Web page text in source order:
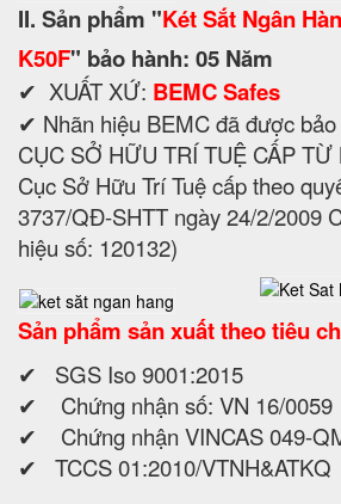
II. Sản phẩm "Két Sắt Ngân
K50F" bảo hành: 05 Năm
✔ XUẤT XỨ: BEMC Safes
✔ Nhãn hiệu BEMC đã được
CỤC SỞ HỮU TRÍ TUỆ CẤP
Cục Sở Hữu Trí Tuệ cấp theo
3737/QĐ-SHTT ngày 24/2/2009
hiệu số: 120132)
Sản phẩm sản xuất theo tiêu
✔ SGS Iso 9001:2015
✔ Chứng nhận số: VN 16/0059
✔ Chứng nhận VINCAS 049-
✔ TCCS 01:2010/VTNH&ATKQ